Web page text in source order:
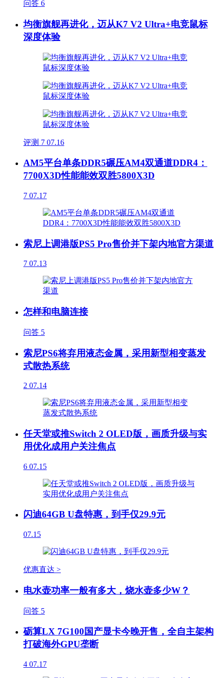
问答 6
均衡旗舰再进化，迈从K7 V2 Ultra+电竞鼠标
深度体验
评测 7 07.16
AM5平台单条DDR5碾压AM4双通道DDR4：
7700X3D性能能效双胜5800X3D
7 07.17
索尼上调港版PS5 Pro售价并下架内地官方渠道
7 07.13
怎样和电脑连接
问答 5
索尼PS6将弃用液态金属，采用新型相变蒸发
式散热系统
2 07.14
任天堂或推Switch 2 OLED版，画质升级与实
用优化成用户关注焦点
6 07.15
闪迪64GB U盘特惠，到手仅29.9元
07.15
优惠直达 >
电水壶功率一般有多大，烧水壶多少W？
问答 5
砺算LX 7G100国产显卡今晚开售，全自主架构
打破海外GPU垄断
4 07.17